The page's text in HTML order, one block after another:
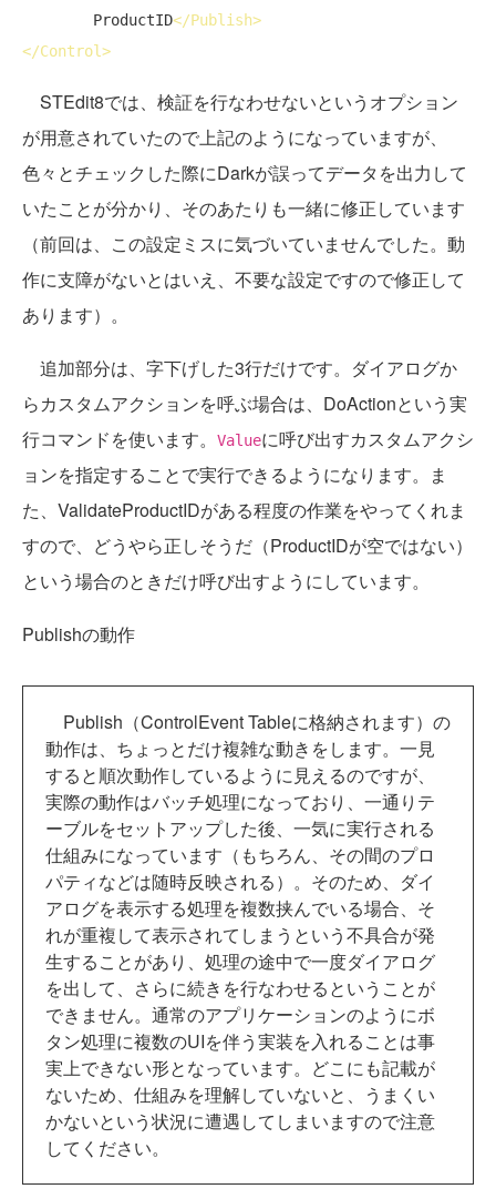
        ProductID
</Publish>
</Control>
STEdit8では、検証を行なわせないというオプション
が用意されていたので上記のようになっていますが、
色々とチェックした際にDarkが誤ってデータを出力して
いたことが分かり、そのあたりも一緒に修正しています
（前回は、この設定ミスに気づいていませんでした。動
作に支障がないとはいえ、不要な設定ですので修正して
あります）。
追加部分は、字下げした3行だけです。ダイアログか
らカスタムアクションを呼ぶ場合は、DoActionという実
行コマンドを使います。
Valueに呼び出すカスタムアクシ
ョンを指定することで実行できるようになります。ま
た、ValidateProductIDがある程度の作業をやってくれま
すので、どうやら正しそうだ（ProductIDが空ではない）
という場合のときだけ呼び出すようにしています。
Publishの動作
Publish（ControlEvent Tableに格納されます）の
動作は、ちょっとだけ複雑な動きをします。一見
すると順次動作しているように見えるのですが、
実際の動作はバッチ処理になっており、一通りテ
ーブルをセットアップした後、一気に実行される
仕組みになっています（もちろん、その間のプロ
パティなどは随時反映される）。そのため、ダイ
アログを表示する処理を複数挟んでいる場合、そ
れが重複して表示されてしまうという不具合が発
生することがあり、処理の途中で一度ダイアログ
を出して、さらに続きを行なわせるということが
できません。通常のアプリケーションのようにボ
タン処理に複数のUIを伴う実装を入れることは事
実上できない形となっています。どこにも記載が
ないため、仕組みを理解していないと、うまくい
かないという状況に遭遇してしまいますので注意
してください。